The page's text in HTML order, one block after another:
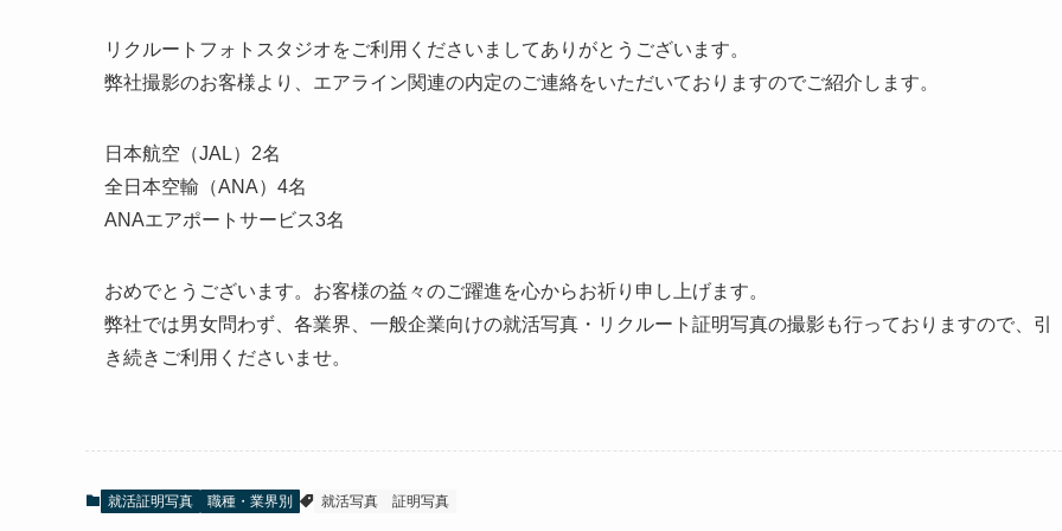
リクルートフォトスタジオをご利用くださいましてありがとうございます。
弊社撮影のお客様より、エアライン関連の内定のご連絡をいただいておりますのでご紹介します。
日本航空（JAL）2名
全日本空輸（ANA）4名
ANAエアポートサービス3名
おめでとうございます。お客様の益々のご躍進を心からお祈り申し上げます。
弊社では男女問わず、各業界、一般企業向けの就活写真・リクルート証明写真の撮影も行っておりますので、引
き続きご利用くださいませ。
就活証明写真 職種・業界別 就活写真 証明写真